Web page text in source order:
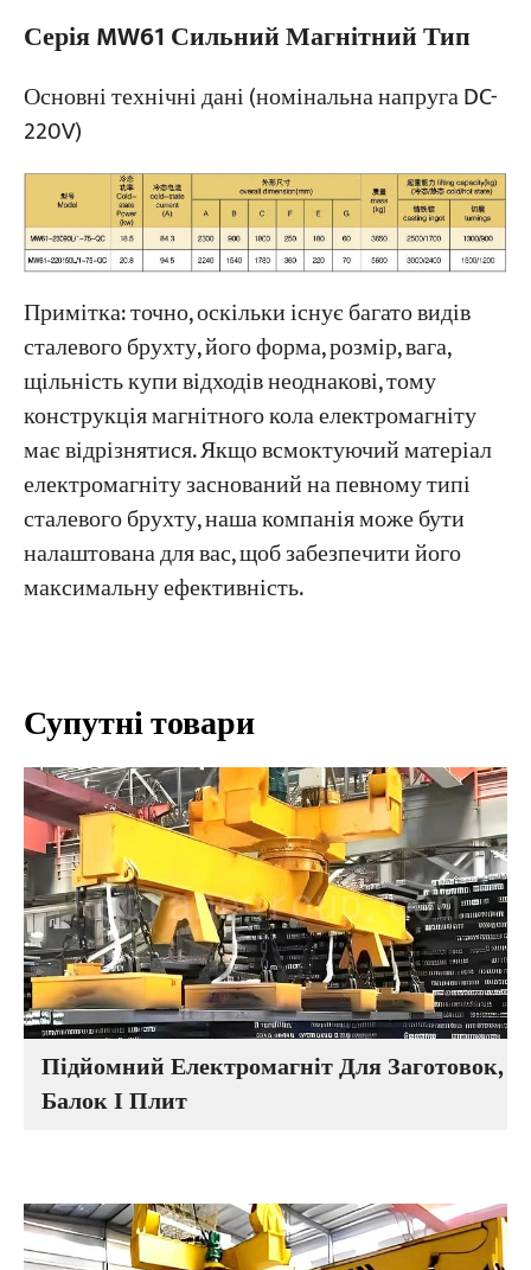
Серія MW61 Сильний Магнітний Тип
Основні технічні дані (номінальна напруга DC-
220V)
Примітка: точно, оскільки існує багато видів
сталевого брухту, його форма, розмір, вага,
щільність купи відходів неоднакові, тому
конструкція магнітного кола електромагніту
має відрізнятися. Якщо всмоктуючий матеріал
електромагніту заснований на певному типі
сталевого брухту, наша компанія може бути
налаштована для вас, щоб забезпечити його
максимальну ефективність.
Супутні товари
Підйомний Електромагніт Для Заготовок,
Балок І Плит